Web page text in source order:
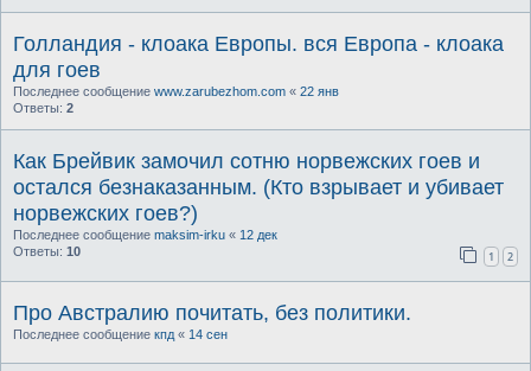
Голландия - клоака Европы. вся Европа - клоака
для гоев
Последнее сообщение www.zarubezhom.com « 22 янв
Ответы: 2
Как Брейвик замочил сотню норвежских гоев и
остался безнаказанным. (Кто взрывает и убивает
норвежских гоев?)
Последнее сообщение maksim-irku « 12 дек
Ответы: 10 1 2
Про Австралию почитать, без политики.
Последнее сообщение кпд « 14 сен